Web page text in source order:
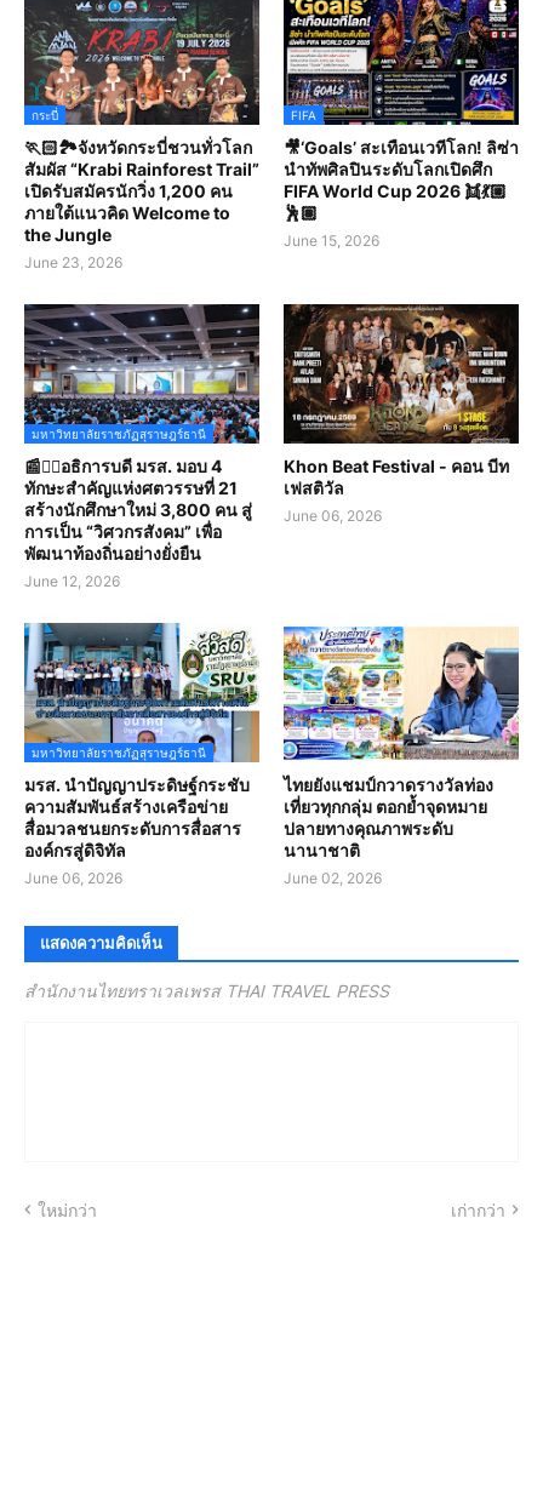
กระบี่
🏃🏻🏞️จังหวัดกระบี่ชวนทั่วโลก
สัมผัส “Krabi Rainforest Trail”
เปิดรับสมัครนักวิ่ง 1,200 คน
ภายใต้แนวคิด Welcome to
the Jungle
June 23, 2026
FIFA
🎥‘Goals’ สะเทือนเวทีโลก! ลิซ่า
นำทัพศิลปินระดับโลกเปิดศึก
FIFA World Cup 2026 👯💃🏼
🕺🏽
June 15, 2026
มหาวิทยาลัยราชภัฏสุราษฎร์ธานี
📰✍🏻อธิการบดี มรส. มอบ 4
ทักษะสำคัญแห่งศตวรรษที่ 21
สร้างนักศึกษาใหม่ 3,800 คน สู่
การเป็น “วิศวกรสังคม” เพื่อ
พัฒนาท้องถิ่นอย่างยั่งยืน
June 12, 2026
Khon Beat Festival - คอน บีท
เฟสติวัล
June 06, 2026
มหาวิทยาลัยราชภัฏสุราษฎร์ธานี
มรส. นำปัญญาประดิษฐ์กระชับ
ความสัมพันธ์สร้างเครือข่าย
สื่อมวลชนยกระดับการสื่อสาร
องค์กรสู่ดิจิทัล
June 06, 2026
ไทยยังแชมป์กวาดรางวัลท่อง
เที่ยวทุกกลุ่ม ตอกย้ำจุดหมาย
ปลายทางคุณภาพระดับ
นานาชาติ
June 02, 2026
แสดงความคิดเห็น
สำนักงานไทยทราเวลเพรส THAI TRAVEL PRESS
ใหม่กว่า เก่ากว่า